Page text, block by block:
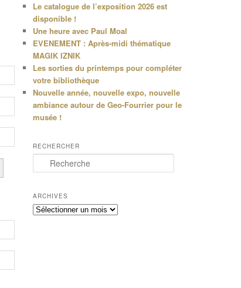
Le catalogue de l’exposition 2026 est
disponible !
Une heure avec Paul Moal
EVENEMENT : Après-midi thématique
MAGIK IZNIK
Les sorties du printemps pour compléter
votre bibliothèque
Nouvelle année, nouvelle expo, nouvelle
ambiance autour de Geo-Fourrier pour le
musée !
RECHERCHER
e
h
e
r
ARCHIVES
Archives